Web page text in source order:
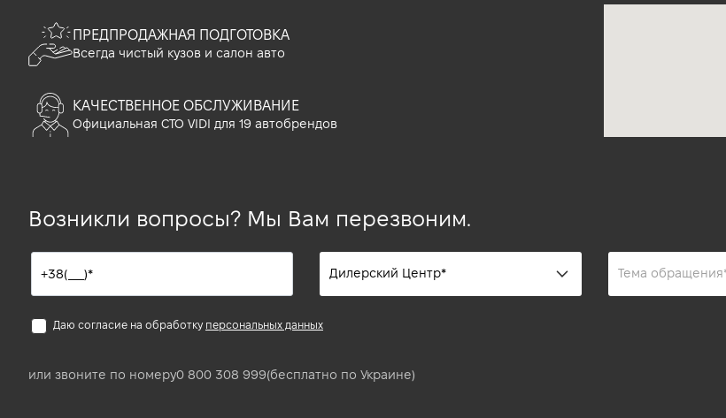
ПРЕДПРОДАЖНАЯ ПОДГОТОВКА
Всегда чистый кузов и салон авто
КАЧЕСТВЕННОЕ ОБСЛУЖИВАНИЕ
Официальная СТО VIDI для 19 автобрендов
Возникли вопросы? Мы Вам перезвоним.
Даю согласие на обработку персональных данных
или звоните по номеру0 800 308 999(бесплатно по Украине)